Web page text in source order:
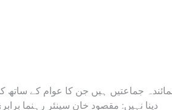
جماعتیں ہیں جن کا عوام کے ساتھ
دینا نہیں: مقصود خان سینئر رہنما